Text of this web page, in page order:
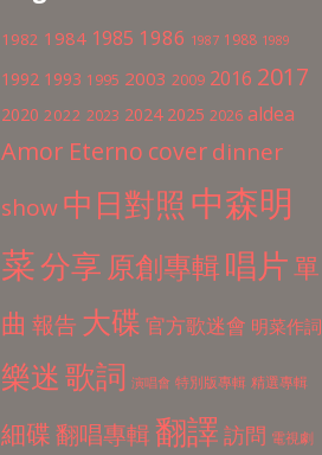
1982 1984 1985 1986 1987 1988 1989
1992 1993 1995 2003 2009 2016 2017
2020 2022 2023 2024 2025 2026 aldea
Amor Eterno cover dinner
show 中日對照中森明
菜分享 原創專輯唱片單
曲 報告 大碟 官方歌迷會 明菜作詞
樂迷歌詞 演唱會 特別版專輯 精選專輯
細碟翻唱專輯翻譯 訪問 電視劇